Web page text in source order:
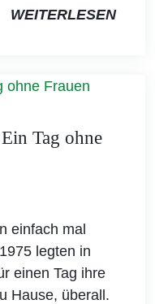
WEITERLESEN
Tag ohne
einfach mal
legten in
einen Tag ihre
Hause, überall.